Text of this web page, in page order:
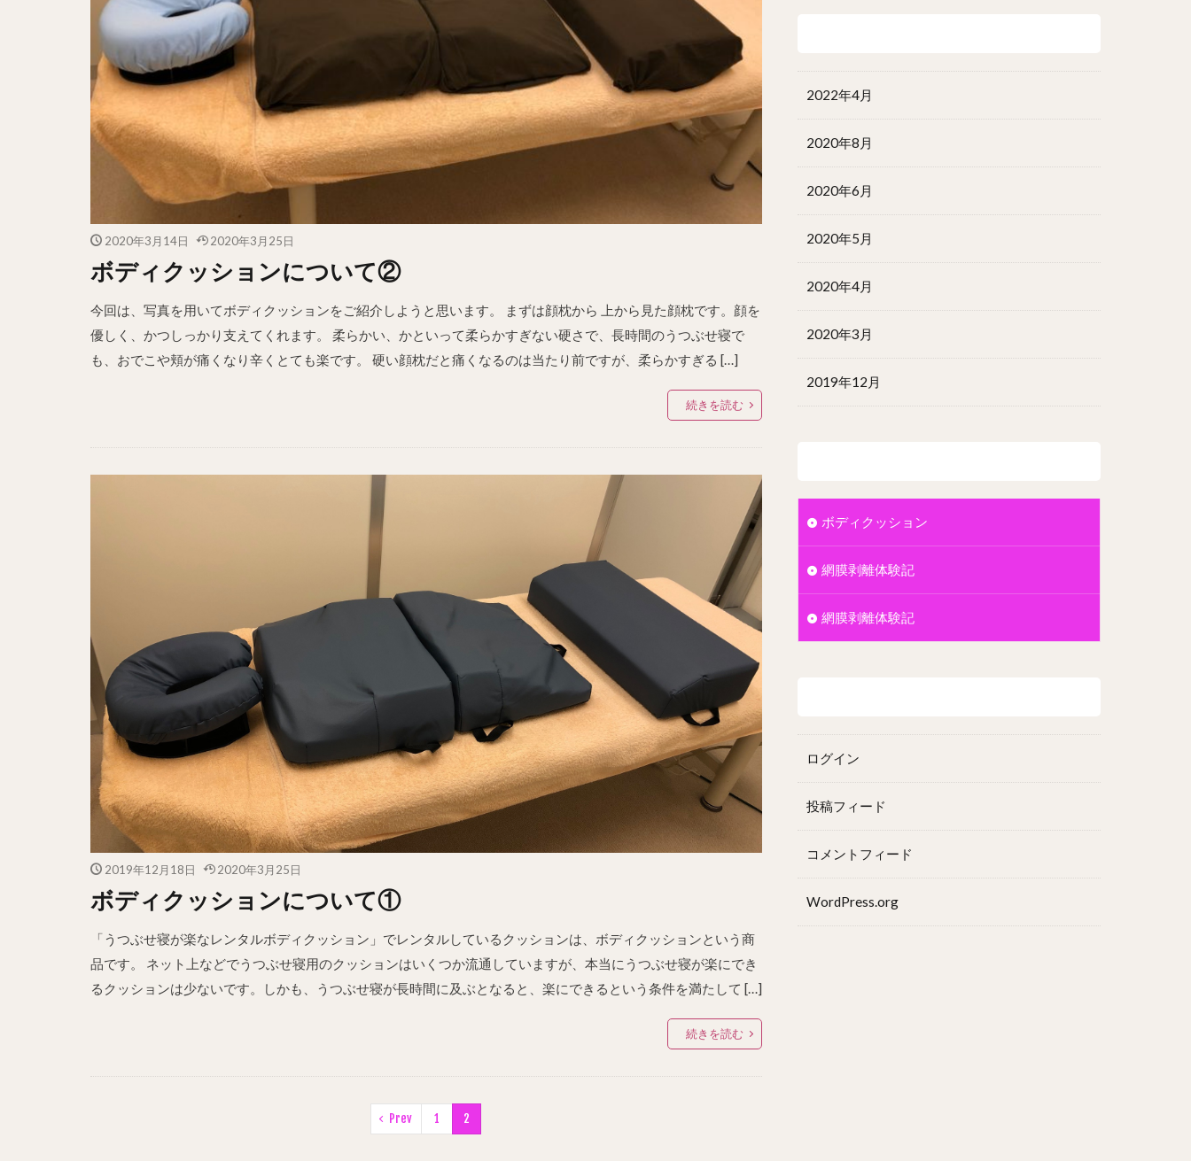
2020年3月14日 2020年3月25日
ボディクッションについて②
今回は、写真を用いてボディクッションをご紹介しようと思います。 まずは顔枕から 上から見た顔枕です。顔を
優しく、かつしっかり支えてくれます。 柔らかい、かといって柔らかすぎない硬さで、長時間のうつぶせ寝で
も、おでこや頬が痛くなり辛くとても楽です。 硬い顔枕だと痛くなるのは当たり前ですが、柔らかすぎる […]
続きを読む
2019年12月18日 2020年3月25日
ボディクッションについて①
「うつぶせ寝が楽なレンタルボディクッション」でレンタルしているクッションは、ボディクッションという商
品です。 ネット上などでうつぶせ寝用のクッションはいくつか流通していますが、本当にうつぶせ寝が楽にでき
るクッションは少ないです。しかも、うつぶせ寝が長時間に及ぶとなると、楽にできるという条件を満たして […]
続きを読む
Prev 1 2
2022年4月
2020年8月
2020年6月
2020年5月
2020年4月
2020年3月
2019年12月
ボディクッション
網膜剥離体験記
網膜剥離体験記
ログイン
投稿フィード
コメントフィード
WordPress.org